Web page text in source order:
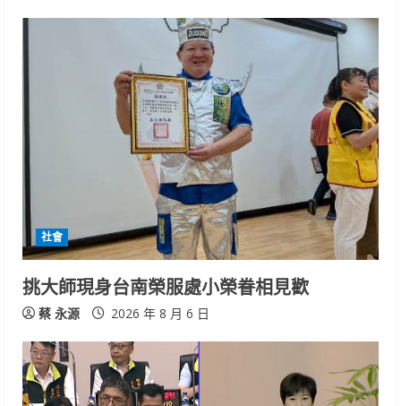
社會
挑大師現身台南榮服處小榮眷相見歡
蔡 永源 2026 年 8 月 6 日